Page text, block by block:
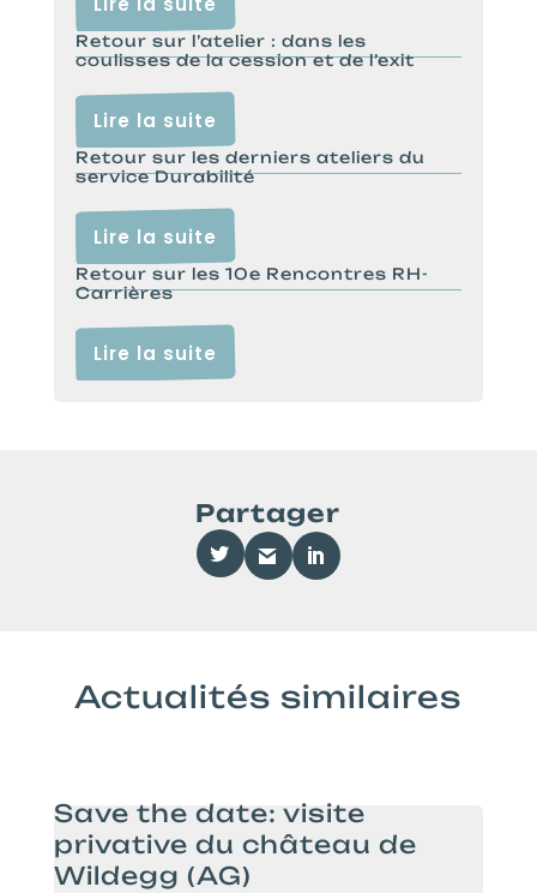
Retour sur l’atelier : dans les
coulisses de la cession et de l’exit
Lire la suite
Retour sur les derniers ateliers du
service Durabilité
Lire la suite
Retour sur les 10e Rencontres RH-
Carrières
Lire la suite
Partager
Actualités similaires
Save the date: visite
privative du château de
Wildegg (AG)